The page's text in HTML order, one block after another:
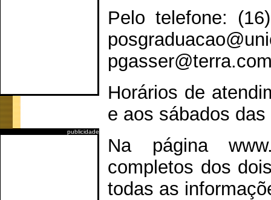
publicidade
Pelo telefone:
Horários de
e aos sábados
Na página
completos dos
todas as